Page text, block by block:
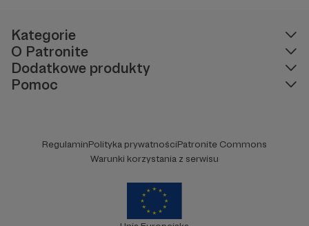
Kategorie
O Patronite
Dodatkowe produkty
Pomoc
RegulaminPolityka prywatnościPatronite Commons
Warunki korzystania z serwisu